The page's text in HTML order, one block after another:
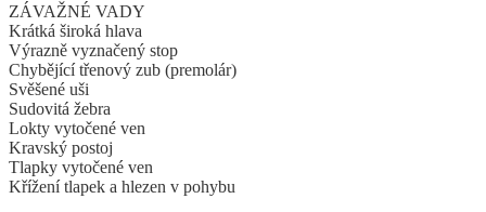
ZÁVAŽNÉ VADY
Krátká široká hlava
Výrazně vyznačený stop
Chybějící třenový zub (premolár)
Svěšené uši
Sudovitá žebra
Lokty vytočené ven
Kravský postoj
Tlapky vytočené ven
Křížení tlapek a hlezen v pohybu